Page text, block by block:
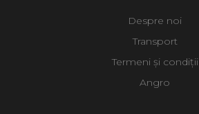
Despre noi
Transport
Termeni și condiții
Angro